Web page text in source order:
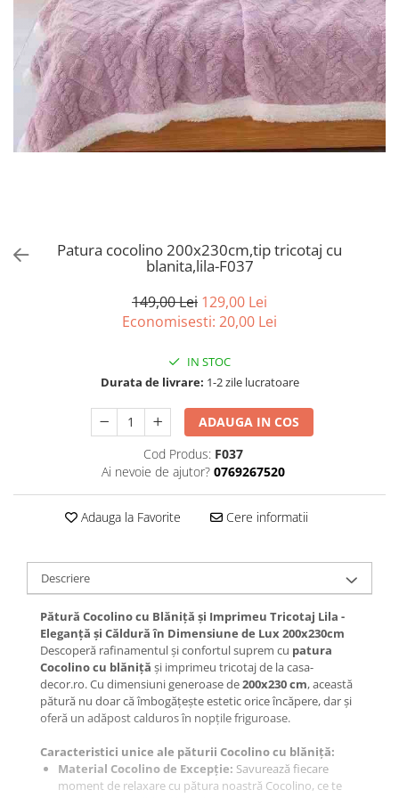
Bumbac satinat
Bumbac policoton
Compatibile cu saltea
90x200cm
100x200cm
120x200cm
140x200cm
200x220cm
Tipul cearceafului de pat
Normal - fara elastic
Verde
Lila
Imprimeu
Cu flori
Uni (1-2 culori)
Cu dungi
Cu inimioare
Cu Animal Print
Cu ursuleti
Patura cocolino 200x230cm,tip tricotaj cu
blanita,lila-F037
149,00 Lei 129,00 Lei
Economisesti: 20,00 Lei
IN STOC
Durata de livrare: 1-2 zile lucratoare
ADAUGA IN COS
Cod Produs: F037
Ai nevoie de ajutor? 0769267520
Adauga la Favorite Cere informatii
Descriere
Pătură Cocolino cu Blăniță și Imprimeu Tricotaj Lila -
Eleganță și Căldură în Dimensiune de Lux 200x230cm
Descoperă rafinamentul și confortul suprem cu patura
Cocolino cu blăniță și imprimeu tricotaj de la casa-
decor.ro. Cu dimensiuni generoase de200x230 cm, această
pătură nu doar că îmbogățește estetic orice încăpere, dar și
oferă un adăpost calduros în nopțile friguroase.
Caracteristici unice ale păturii Cocolino cu blăniță:
Material Cocolino de Excepție: Savurează fiecare
moment de relaxare cu pătura noastră Cocolino, ce te